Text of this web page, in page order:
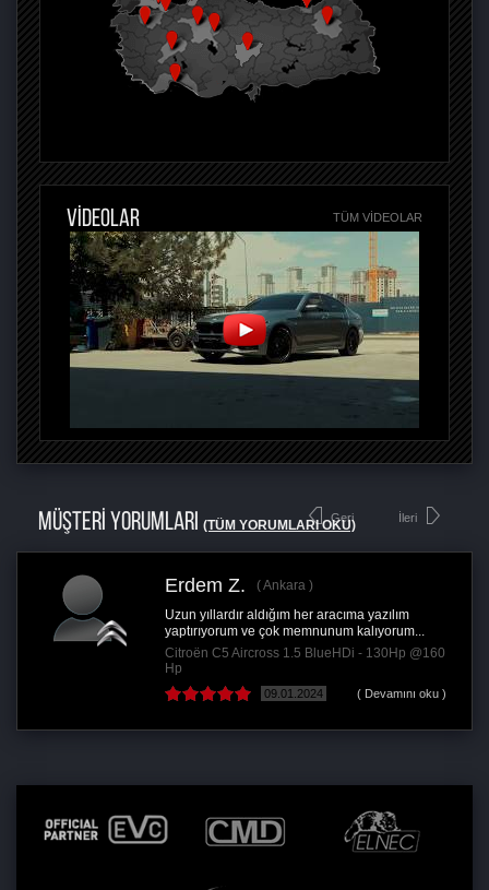
VİDEOLAR TÜM VIDEOLAR
MÜŞTERİ YORUMLARI (TÜM YORUMLARI OKU)
Geri
Erdem Z.
Ankara
Uzun yıllardır aldığım her aracıma yazılım
yaptırıyorum ve çok memnunum kalıyorum...
Citroën C5 Aircross 1.5 BlueHDi - 130Hp @160
Hp
09.01.2024 ( Devamını oku )
İleri